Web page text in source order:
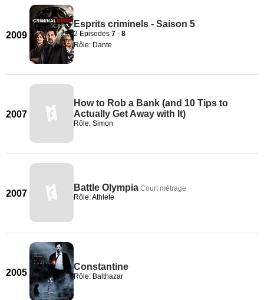
2009
Esprits criminels - Saison 5
2 Episodes 7 - 8
Rôle: Dante
2007
How to Rob a Bank (and 10 Tips to
Actually Get Away with It)
Rôle: Simon
2007
Battle Olympia Court métrage
Rôle: Athlete
2005
Constantine
Rôle: Balthazar